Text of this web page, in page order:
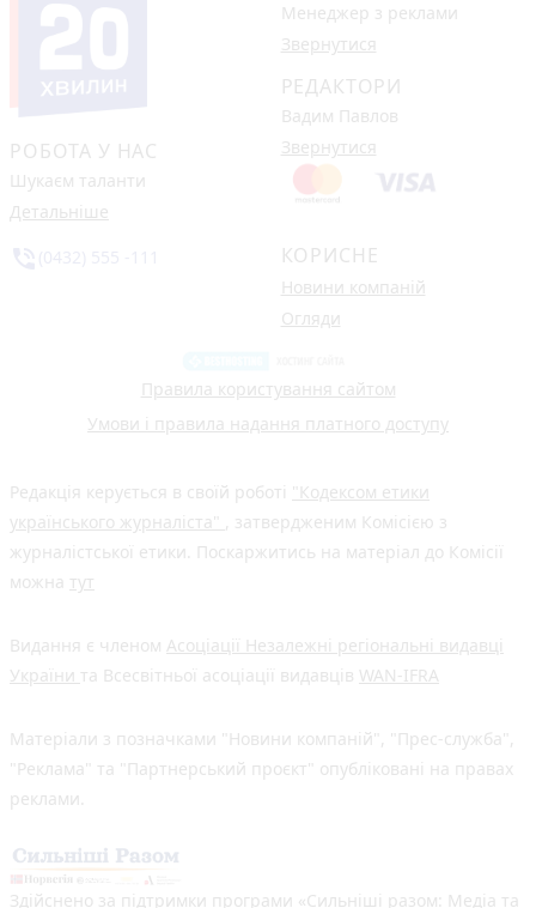
РОБОТА У НАС
Шукаєм таланти
Детальніше
Менеджер з реклами
Звернутися
РЕДАКТОРИ
Вадим Павлов
Звернутися
КОРИСНЕ
Новини компаній
Огляди
Правила користування сайтом
Умови і правила надання платного доступу
Редакція керується в своїй роботі "Кодексом етики
українського журналіста" , затвердженим Комісією з
журналістської етики. Поскаржитись на матеріал до Комісії
можна тут
Видання є членом Асоціації Незалежні регіональні видавці
України та Всесвітньої асоціації видавців WAN-IFRA
Матеріали з позначками "Новини компаній", "Прес-служба",
"Реклама" та "Партнерський проєкт" опубліковані на правах
реклами.
Здійснено за підтримки програми «Сильніші разом: Медіа та